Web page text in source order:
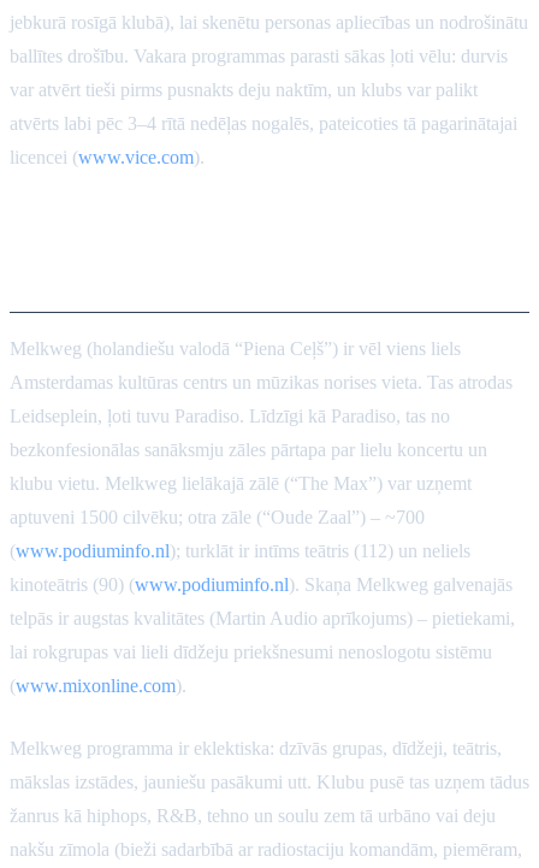
jebkurā rosīgā klubā), lai skenētu personas apliecības un nodrošinātu
ballītes drošību. Vakara programmas parasti sākas ļoti vēlu: durvis
var atvērt tieši pirms pusnakts deju naktīm, un klubs var palikt
atvērts labi pēc 3–4 rītā nedēļas nogalēs, pateicoties tā pagarinātajai
licencei (www.vice.com).
Melkweg (holandiešu valodā “Piena Ceļš”) ir vēl viens liels
Amsterdamas kultūras centrs un mūzikas norises vieta. Tas atrodas
Leidseplein, ļoti tuvu Paradiso. Līdzīgi kā Paradiso, tas no
bezkonfesionālas sanāksmju zāles pārtapa par lielu koncertu un
klubu vietu. Melkweg lielākajā zālē (“The Max”) var uzņemt
aptuveni 1500 cilvēku; otra zāle (“Oude Zaal”) – ~700
(www.podiuminfo.nl); turklāt ir intīms teātris (112) un neliels
kinoteātris (90) (www.podiuminfo.nl). Skaņa Melkweg galvenajās
telpās ir augstas kvalitātes (Martin Audio aprīkojums) – pietiekami,
lai rokgrupas vai lieli dīdžeju priekšnesumi nenoslogotu sistēmu
(www.mixonline.com).
Melkweg programma ir eklektiska: dzīvās grupas, dīdžeji, teātris,
mākslas izstādes, jauniešu pasākumi utt. Klubu pusē tas uzņem tādus
žanrus kā hiphops, R&B, tehno un soulu zem tā urbāno vai deju
nakšu zīmola (bieži sadarbībā ar radiostaciju komandām, piemēram,